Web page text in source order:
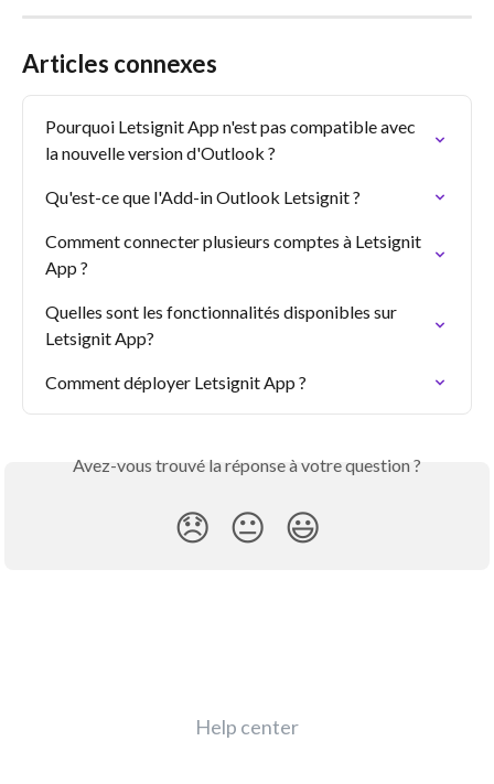
Articles connexes
Pourquoi Letsignit App n'est pas compatible avec
la nouvelle version d'Outlook ?
Qu'est-ce que l'Add-in Outlook Letsignit ?
Comment connecter plusieurs comptes à Letsignit
App ?
Quelles sont les fonctionnalités disponibles sur
Letsignit App?
Comment déployer Letsignit App ?
Avez-vous trouvé la réponse à votre question ?
😞 😐 😃
Help center